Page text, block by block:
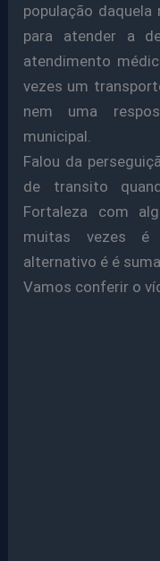
população
para atender a
atendimento
vezes um
nem uma
municipal.
Falou da
de transito
Fortaleza com
muitas vezes é
alternativo é é
Vamos conferir o